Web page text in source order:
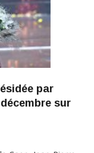
par
sur